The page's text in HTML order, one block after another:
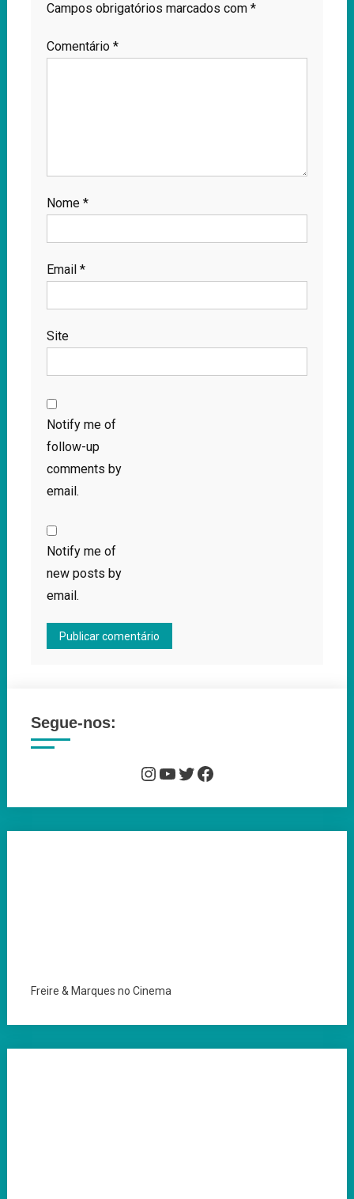
Campos obrigatórios marcados com *
Comentário *
Nome *
Email *
Site
Notify me of
follow-up
comments by
email.
Notify me of
new posts by
email.
Segue-nos:
Instagram
YouTube
Twitter
Facebook
Freire & Marques no Cinema